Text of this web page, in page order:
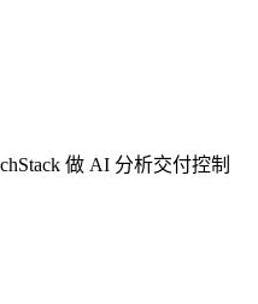
做 AI 分析交付控制